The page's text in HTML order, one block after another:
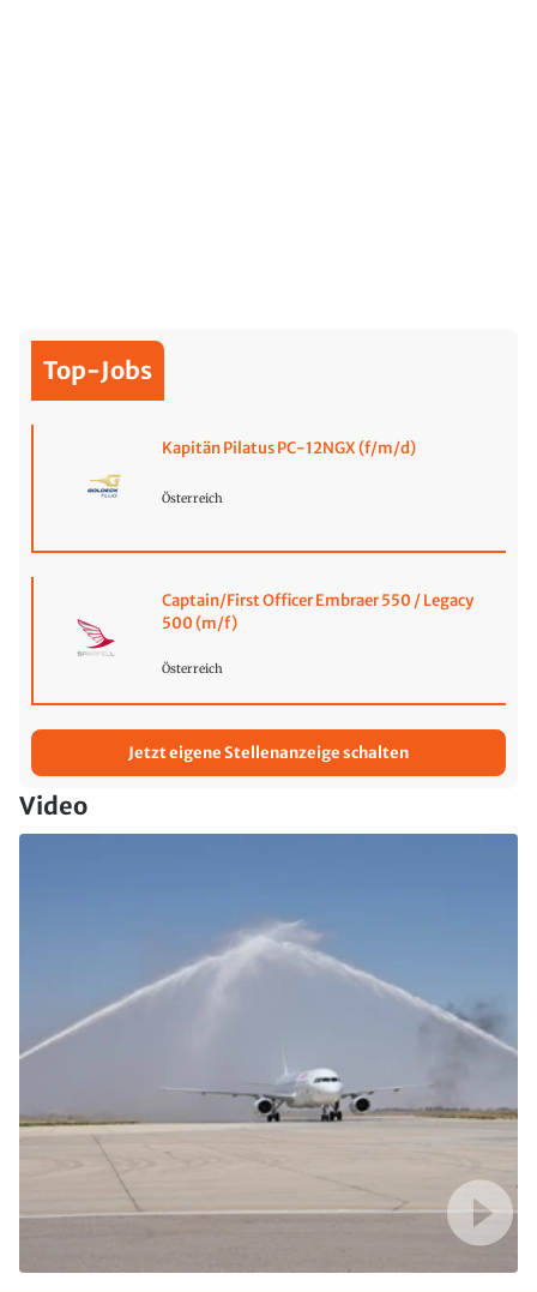
Top-Jobs
Kapitän Pilatus PC-12NGX (f/m/d)
Österreich
Captain/First Officer Embraer 550 / Legacy
500 (m/f)
Österreich
Jetzt eigene Stellenanzeige schalten
Video